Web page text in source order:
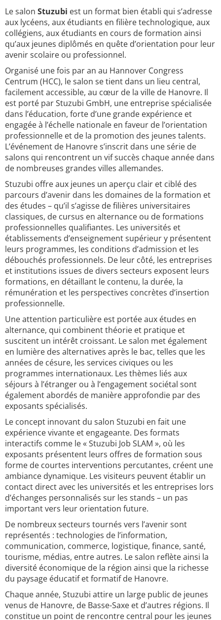
Le salon Stuzubi est un format bien établi qui s’adresse
aux lycéens, aux étudiants en filière technologique, aux
collégiens, aux étudiants en cours de formation ainsi
qu’aux jeunes diplômés en quête d’orientation pour leur
avenir scolaire ou professionnel.
Organisé une fois par an au Hannover Congress
Centrum (HCC), le salon se tient dans un lieu central,
facilement accessible, au cœur de la ville de Hanovre. Il
est porté par Stuzubi GmbH, une entreprise spécialisée
dans l’éducation, forte d’une grande expérience et
engagée à l’échelle nationale en faveur de l’orientation
professionnelle et de la promotion des jeunes talents.
L’événement de Hanovre s’inscrit dans une série de
salons qui rencontrent un vif succès chaque année dans
de nombreuses grandes villes allemandes.
Stuzubi offre aux jeunes un aperçu clair et ciblé des
parcours d’avenir dans les domaines de la formation et
des études – qu’il s’agisse de filières universitaires
classiques, de cursus en alternance ou de formations
professionnelles qualifiantes. Les universités et
établissements d’enseignement supérieur y présentent
leurs programmes, les conditions d’admission et les
débouchés professionnels. De leur côté, les entreprises
et institutions issues de divers secteurs exposent leurs
formations, en détaillant le contenu, la durée, la
rémunération et les perspectives concrètes d’insertion
professionnelle.
Une attention particulière est portée aux études en
alternance, qui combinent théorie et pratique et
suscitent un intérêt croissant. Le salon met également
en lumière des alternatives après le bac, telles que les
années de césure, les services civiques ou les
programmes internationaux. Les thèmes liés aux
séjours à l’étranger ou à l’engagement sociétal sont
également abordés de manière approfondie par des
exposants spécialisés.
Le concept innovant du salon Stuzubi en fait une
expérience vivante et engageante. Des formats
interactifs comme le « Stuzubi Job SLAM », où les
exposants présentent leurs offres de formation sous
forme de courtes interventions percutantes, créent une
ambiance dynamique. Les visiteurs peuvent établir un
contact direct avec les universités et les entreprises lors
d’échanges personnalisés sur les stands – un pas
important vers leur orientation future.
De nombreux secteurs tournés vers l’avenir sont
représentés : technologies de l’information,
communication, commerce, logistique, finance, santé,
tourisme, médias, entre autres. Le salon reflète ainsi la
diversité économique de la région ainsi que la richesse
du paysage éducatif et formatif de Hanovre.
Chaque année, Stuzubi attire un large public de jeunes
venus de Hanovre, de Basse-Saxe et d’autres régions. Il
constitue un point de rencontre central pour les jeunes